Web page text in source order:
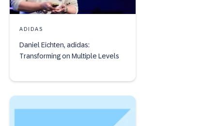
ADIDAS
Daniel Eichten, adidas:
Transforming on Multiple Levels